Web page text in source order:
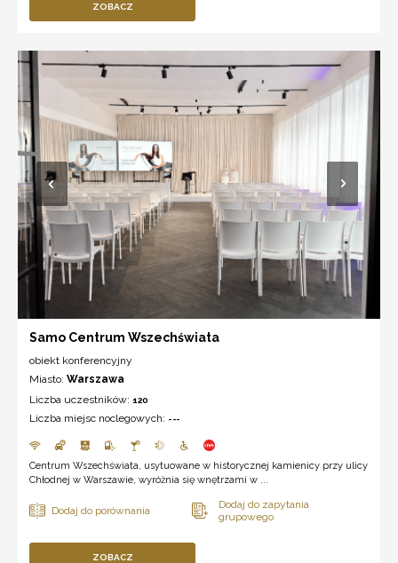
ZOBACZ
Samo Centrum Wszechświata
obiekt konferencyjny
Miasto: Warszawa
Liczba uczestników: 120
Liczba miejsc noclegowych: ---
Centrum Wszechświata, usytuowane w historycznej kamienicy przy ulicy
Chłodnej w Warszawie, wyróżnia się wnętrzami w ...
ZOBACZ